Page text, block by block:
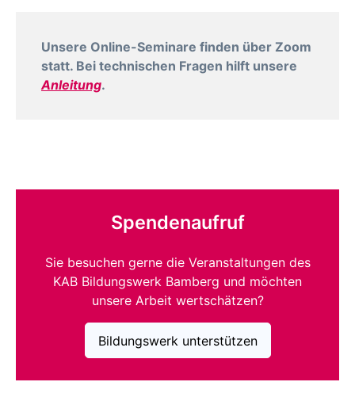
Unsere Online-Seminare finden über Zoom
statt. Bei technischen Fragen hilft unsere
Anleitung.
Spendenaufruf
Sie besuchen gerne die Veranstaltungen des
KAB Bildungswerk Bamberg und möchten
unsere Arbeit wertschätzen?
Bildungswerk unterstützen